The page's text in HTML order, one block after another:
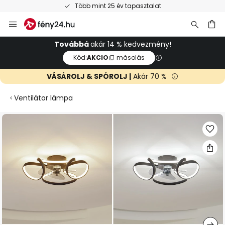
Több mint 25 év tapasztalat
Ugrás
a
tartalomhozTovábbáakár 14 % kedvezmény!
Kód:AKCIO másolás
VÁSÁROLJ & SPÓROLJ | Akár 70 %
Ventilátor lámpa
Ugrás
képgaléria
végére